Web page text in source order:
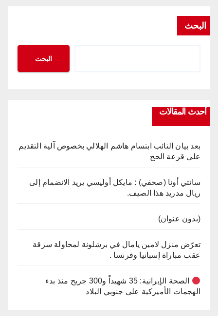
البحث
البحث
أحدث المقالات
بعد بيان النائب ابتسام هاشم الهلالي بخصوص آلية التقديم
على قرعة الحج
سانتي أونا (صحفي) : مايكل أوليسي يريد الانضمام إلى
ريال مدريد هذا الصيف.
(بدون عنوان)
تعرّض منزل لامين يامال في برشلونة لمحاولة سرقة
عقب مباراة إسبانيا وفرنسا .
الصحة الإيرانية: 35 شهيداً و300 جريح منذ بدء
الهجمات الأميركية على جنوبي البلاد